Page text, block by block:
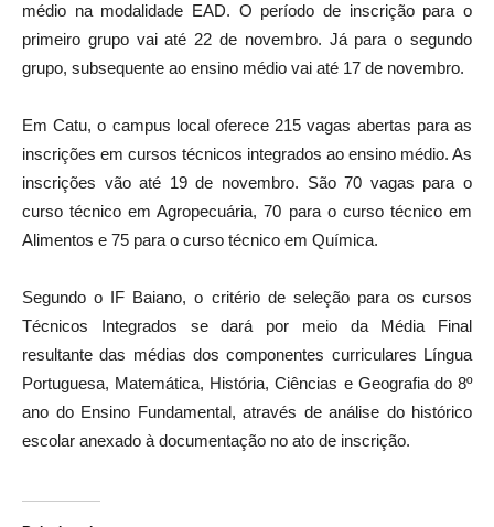
médio na modalidade EAD. O período de inscrição para o
primeiro grupo vai até 22 de novembro. Já para o segundo
grupo, subsequente ao ensino médio vai até 17 de novembro.
Em Catu, o campus local oferece 215 vagas abertas para as
inscrições em cursos técnicos integrados ao ensino médio. As
inscrições vão até 19 de novembro. São 70 vagas para o
curso técnico em Agropecuária, 70 para o curso técnico em
Alimentos e 75 para o curso técnico em Química.
Segundo o IF Baiano, o critério de seleção para os cursos
Técnicos Integrados se dará por meio da Média Final
resultante das médias dos componentes curriculares Língua
Portuguesa, Matemática, História, Ciências e Geografia do 8º
ano do Ensino Fundamental, através de análise do histórico
escolar anexado à documentação no ato de inscrição.